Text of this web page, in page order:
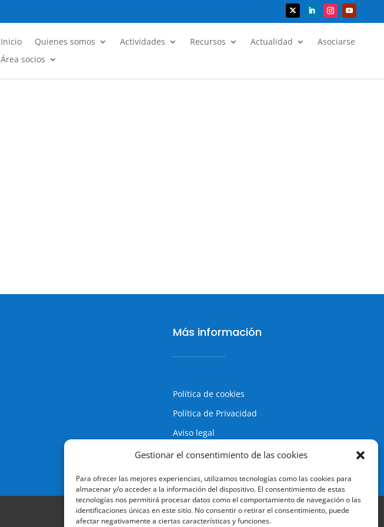
Gestionar el consentimiento de las cookies
Para ofrecer las mejores experiencias, utilizamos tecnologías como las cookies para
almacenar y/o acceder a la información del dispositivo. El consentimiento de estas
tecnologías nos permitirá procesar datos como el comportamiento de navegación o las
identificaciones únicas en este sitio. No consentir o retirar el consentimiento, puede
afectar negativamente a ciertas características y funciones.
Inicio Quienes somos Actividades Recursos Actualidad
Asociarse
Área socios
Más información
Política de cookies
Política de Privacidad
Aviso legal
Terminos y condiciones